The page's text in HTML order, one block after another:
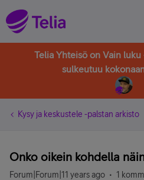
Telia Yhteisö on Vain
sulkeutuu
Kysy ja keskustele -palstan arkisto
Onko oikein kohdella
Forum|Forum|11 years ago 1